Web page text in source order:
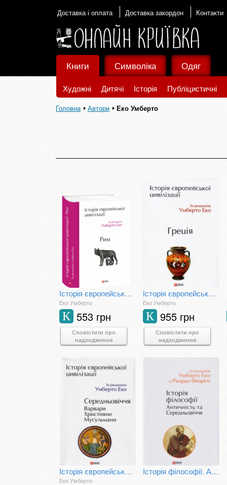
Доставка і оплата Доставка закордон Контакти
Книги
Художні Дитячі Історія Публіцистичні
Символіка Одяг
Головна Автори Еко Умберто
Історія європейської цивілізації. Рим
Еко Умберто
553 грн
К
Сповістити про
надходження
Історія європейської цивілізації. Греція
Еко Умберто
955 грн
К
Сповістити про
надходження
Історія європейської цивілізації. Середньовіччя. Варвари. Християни. Мусульмани
Еко Умберто
Історія філософії. Античність та Середньовіччя